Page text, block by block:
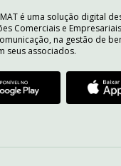
é uma solução digital
Comerciais e
na gestão de
seus associados.